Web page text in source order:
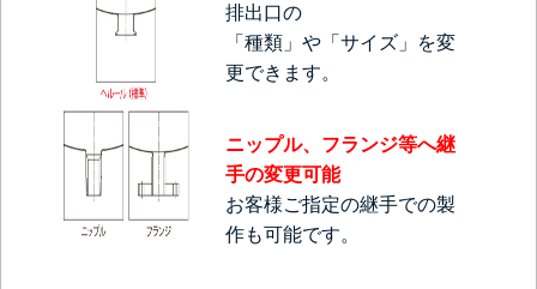
排出口の
「種類」や「サイズ」を変
更できます。
ニップル、フランジ等へ継
手の変更可能
お客様ご指定の継手での製
作も可能です。